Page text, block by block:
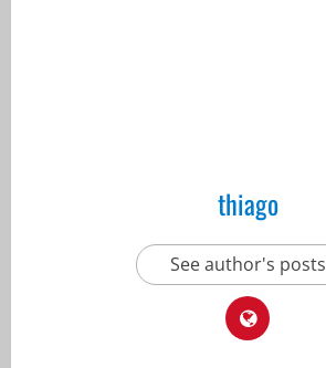
thiago
See author's posts